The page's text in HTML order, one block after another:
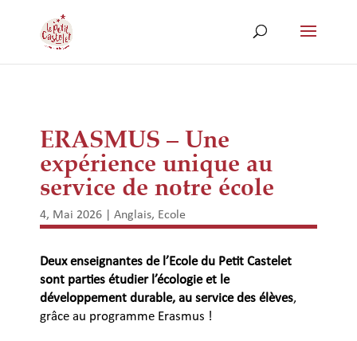
ERASMUS – Une
expérience unique au
service de notre école
4, Mai 2026 Anglais, Ecole
Deux enseignantes de l’Ecole du Petit Castelet
sont parties étudier l’écologie et le
développement durable, au service des élèves,
grâce au programme Erasmus !